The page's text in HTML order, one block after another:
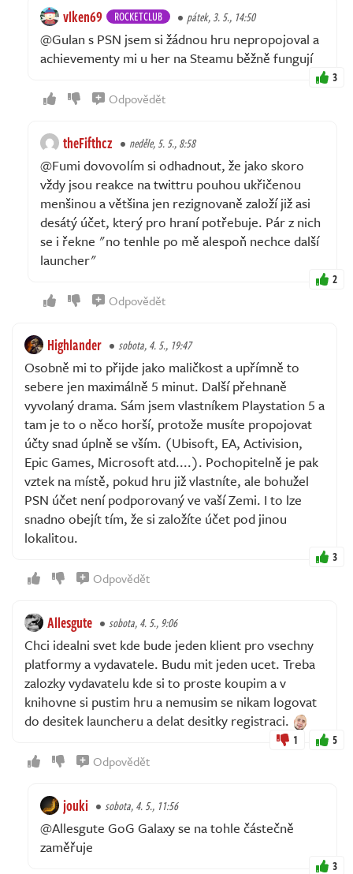
vlken69 ROCKETCLUB pátek, 3. 5., 14:50
@Gulan s PSN jsem si žádnou hru nepropojoval a
achievementy mi u her na Steamu běžně fungují
3
Odpovědět
theFifthcz neděle, 5. 5., 8:58
@Fumi dovovolím si odhadnout, že jako skoro
vždy jsou reakce na twittru pouhou ukřičenou
menšinou a většina jen rezignovaně založí již asi
desátý účet, který pro hraní potřebuje. Pár z nich
se i řekne "no tenhle po mě alespoň nechce další
launcher"
2
Odpovědět
Highlander sobota, 4. 5., 19:47
Osobně mi to přijde jako maličkost a upřímně to
sebere jen maximálně 5 minut. Další přehnaně
vyvolaný drama. Sám jsem vlastníkem Playstation 5 a
tam je to o něco horší, protože musíte propojovat
účty snad úplně se vším. (Ubisoft, EA, Activision,
Epic Games, Microsoft atd....). Pochopitelně je pak
vztek na místě, pokud hru již vlastníte, ale bohužel
PSN účet není podporovaný ve vaší Zemi. I to lze
snadno obejít tím, že si založíte účet pod jinou
lokalitou.
3
Odpovědět
Allesgute sobota, 4. 5., 9:06
Chci idealni svet kde bude jeden klient pro vsechny
platformy a vydavatele. Budu mit jeden ucet. Treba
zalozky vydavatelu kde si to proste koupim a v
knihovne si pustim hru a nemusim se nikam logovat
do desitek launcheru a delat desitky registraci.
1 5
Odpovědět
jouki sobota, 4. 5., 11:56
@Allesgute GoG Galaxy se na tohle částečně
zaměřuje
3